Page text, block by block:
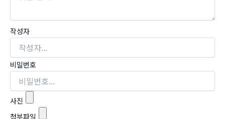
작성자
비밀번호
사진
첨부파일